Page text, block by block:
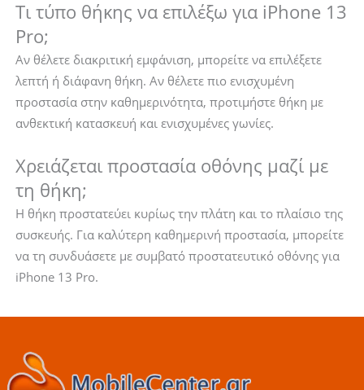
Τι τύπο θήκης να επιλέξω για iPhone 13
Pro;
Αν θέλετε διακριτική εμφάνιση, μπορείτε να επιλέξετε
λεπτή ή διάφανη θήκη. Αν θέλετε πιο ενισχυμένη
προστασία στην καθημερινότητα, προτιμήστε θήκη με
ανθεκτική κατασκευή και ενισχυμένες γωνίες.
Χρειάζεται προστασία οθόνης μαζί με
τη θήκη;
Η θήκη προστατεύει κυρίως την πλάτη και το πλαίσιο της
συσκευής. Για καλύτερη καθημερινή προστασία, μπορείτε
να τη συνδυάσετε με συμβατό προστατευτικό οθόνης για
iPhone 13 Pro.